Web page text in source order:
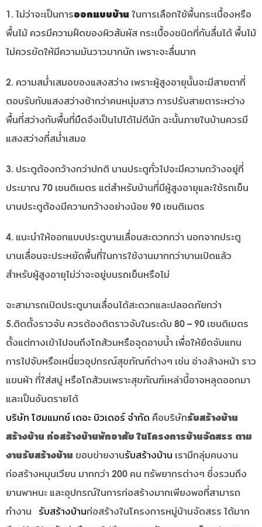
1. ไม่ว่าจะเป็นการออกแบบบ้าน ในการเลือกใช้พื้นกระเบื้องหรือ
พื้นไม้ ควรมีความฝืดของผิวสัมผัส กระเบื้องชนิดที่กันลื่นได้ พื้นไม้
ไม่ควรขัดให้มีความมันวาวมากนัก เพราะจะลื่นมาก
2. ความสม่ำเสมอของแสงสว่าง เพราะผู้สูงอายุนั้นจะมีสายตาที่
ตอบรับกับแสงสว่างช้ากว่าคนหนุ่มสาว การปรับสายตาระหว่าง
พื้นที่สว่างกับพื้นที่มืดจึงเป็นไปได้ไม่ดีนัก ฉะนั้นภายในบ้านควรมี
แสงสว่างที่สม่ำเสมอ
3. ประตูต้องกว้างกว่าปกติ บานประตูทั่วไปจะมีความกว้างอยู่ที่
ประมาณ 70 เซนติเมตร แต่สำหรับบ้านที่มีผู้สูงอายุและใช้รถเข็น
บานประตูต้องมีความกว้างอย่างน้อย 90 เซนติเมตร
4. แนะนำให้ออกแบบประตูบานเลื่อนสะดวกกว่า นอกจากประตู
บานเลื่อนจะประหยัดพื้นที่ในการใช้งานมากกว่าบานเปิดแล้ว
สำหรับผู้สูงอายุไม่ว่าจะอยู่บนรถเข็นหรือไม่
จะสามารถเปิดประตูบานเลื่อนได้สะดวกและปลอดภัยกว่า
5.ติดตั้งราวจับ ควรต้องติดราวจับในระดับ 80 – 90 เซนติเมตร
ตั้งแต่ทางเข้าไปจนถึงโถส้วมหรือจุดอาบน้ำ เพื่อให้ยึดจับแทน
การไปจับหรือเหนี่ยวอุปกรณ์สุขภัณฑ์ต่างๆ เช่น อ่างล้างหน้า ราว
แขนผ้า ที่ใส่สบู่ หรือโถส้วมเพราะสุขภัณฑ์เหล่านี้อาจหลุดออกมา
และเป็นอันตรายได้
บริษัท โฮมแมกซ์ เดอะ บิวเดอร์ จำกัด คือบริษัทรับสร้างบ้าน
สร้างบ้าน ก่อสร้างบ้านพักอาศัย ในโครงการบ้านจัดสรร ตาม
งานรับสร้างบ้าน ขอบข่ายงานรับสร้างบ้าน เรามีกลุ่มคนงาน
ก่อสร้างหมุนเวียน มากกว่า 200 คน ทรัพยากรต่างๆ ซึ่งรวมถึง
ยานพาหนะ และอุปกรณ์ในการก่อสร้างมากเพียงพอที่สามารถ
ทำงาน รับสร้างบ้านก่อสร้างในโครงการหมู่บ้านจัดสรร ได้มาก